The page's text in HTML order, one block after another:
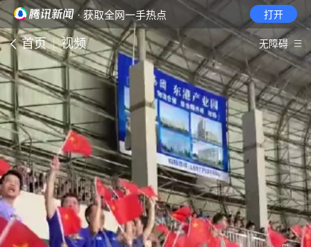
· 获取全网一手热点 打开
首页 视频 无障碍